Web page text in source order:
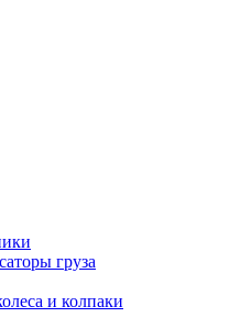
груза
и колпаки